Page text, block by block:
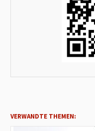
VERWANDTE THEMEN: